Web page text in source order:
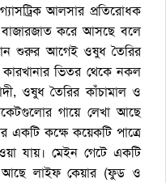
আলসার প্রতিরোধক
করে আসছে বলে
শুরুর আগেই ওষুধ তৈরির
ভিতর থেকে নকল
ওষুধ তৈরির কাঁচামাল ও
গায়ে লেখা আছে
কক্ষে কয়েকটি পাত্রে
যায়। মেইন গেটে একটি
আছে লাইফ কেয়ার (ফুড ও